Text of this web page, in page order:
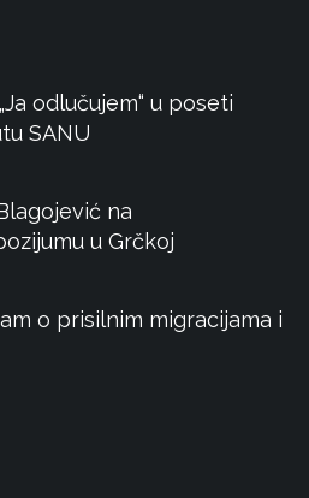
odlučujem“ u poseti
SANU
na
u Grčkoj
o prisilnim migracijama i